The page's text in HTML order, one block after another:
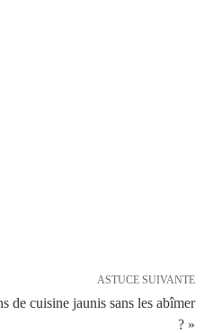
ASTUCE SUIVANTE
de cuisine jaunis sans les abîmer
? »